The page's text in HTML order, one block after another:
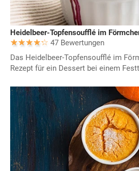
Heidelbeer-Topfensoufflé im
47 Bewertungen
Das Heidelbeer-Topfensoufflé im
Rezept für ein Dessert bei einem